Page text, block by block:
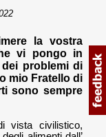
la vostra
vi pongo in
problemi di
mio Fratello di
sono sempre
vista civilistico,